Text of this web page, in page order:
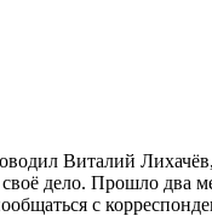
Виталий
дело. Прошло
с